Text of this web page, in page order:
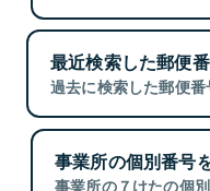
最近検索した郵便
過去に検索した郵便番
事業所の個別番号
事業所の７けたの個